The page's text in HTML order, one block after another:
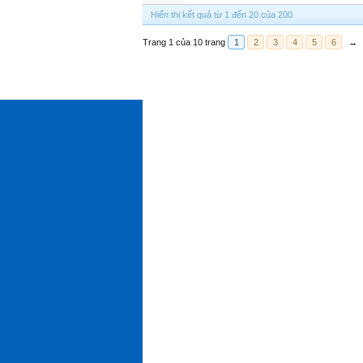
Hiển thị kết quả từ 1 đến 20 của 200
Trang 1 của 10 trang 1 2 3 4 5 6 →